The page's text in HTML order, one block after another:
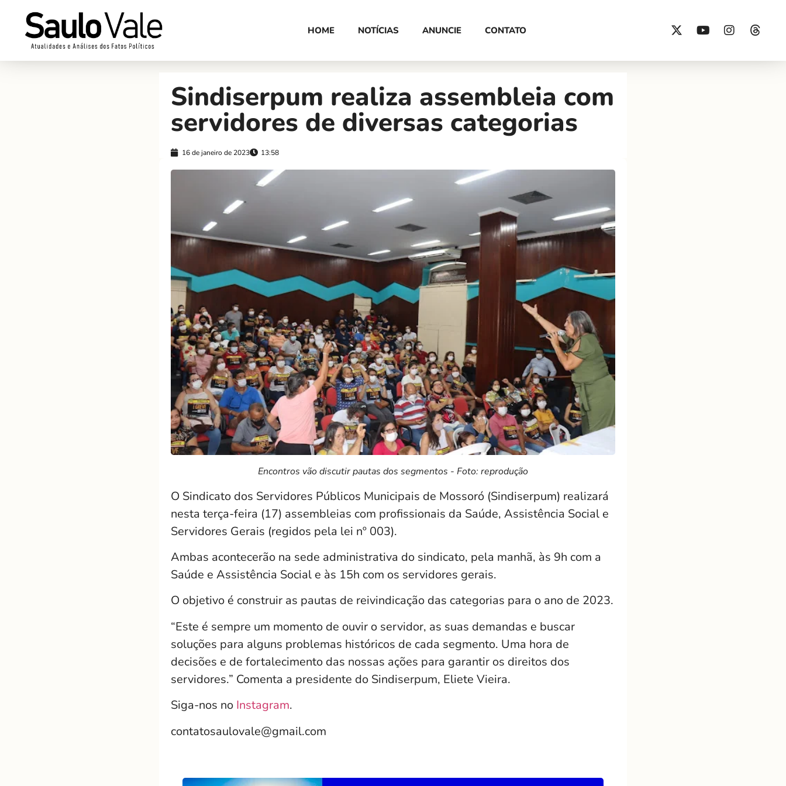
HOME NOTÍCIAS ANUNCIE CONTATO
Sindiserpum realiza assembleia com
servidores de diversas categorias
16 de janeiro de 2023 13:58
Encontros vão discutir pautas dos segmentos - Foto: reprodução
O Sindicato dos Servidores Públicos Municipais de Mossoró (Sindiserpum) realizará
nesta terça-feira (17) assembleias com profissionais da Saúde, Assistência Social e
Servidores Gerais (regidos pela lei nº 003).
Ambas acontecerão na sede administrativa do sindicato, pela manhã, às 9h com a
Saúde e Assistência Social e às 15h com os servidores gerais.
O objetivo é construir as pautas de reivindicação das categorias para o ano de 2023.
“Este é sempre um momento de ouvir o servidor, as suas demandas e buscar
soluções para alguns problemas históricos de cada segmento. Uma hora de
decisões e de fortalecimento das nossas ações para garantir os direitos dos
servidores.” Comenta a presidente do Sindiserpum, Eliete Vieira.
Siga-nos no Instagram.
contatosaulovale@gmail.com